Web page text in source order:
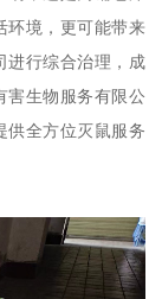
环境，更可能带来
进行综合治理，成
害生物服务有限公
供全方位灭鼠服务